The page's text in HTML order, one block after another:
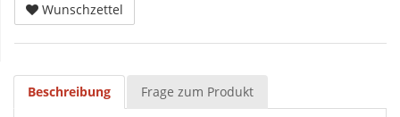
Wunschzettel
Beschreibung Frage zum Produkt